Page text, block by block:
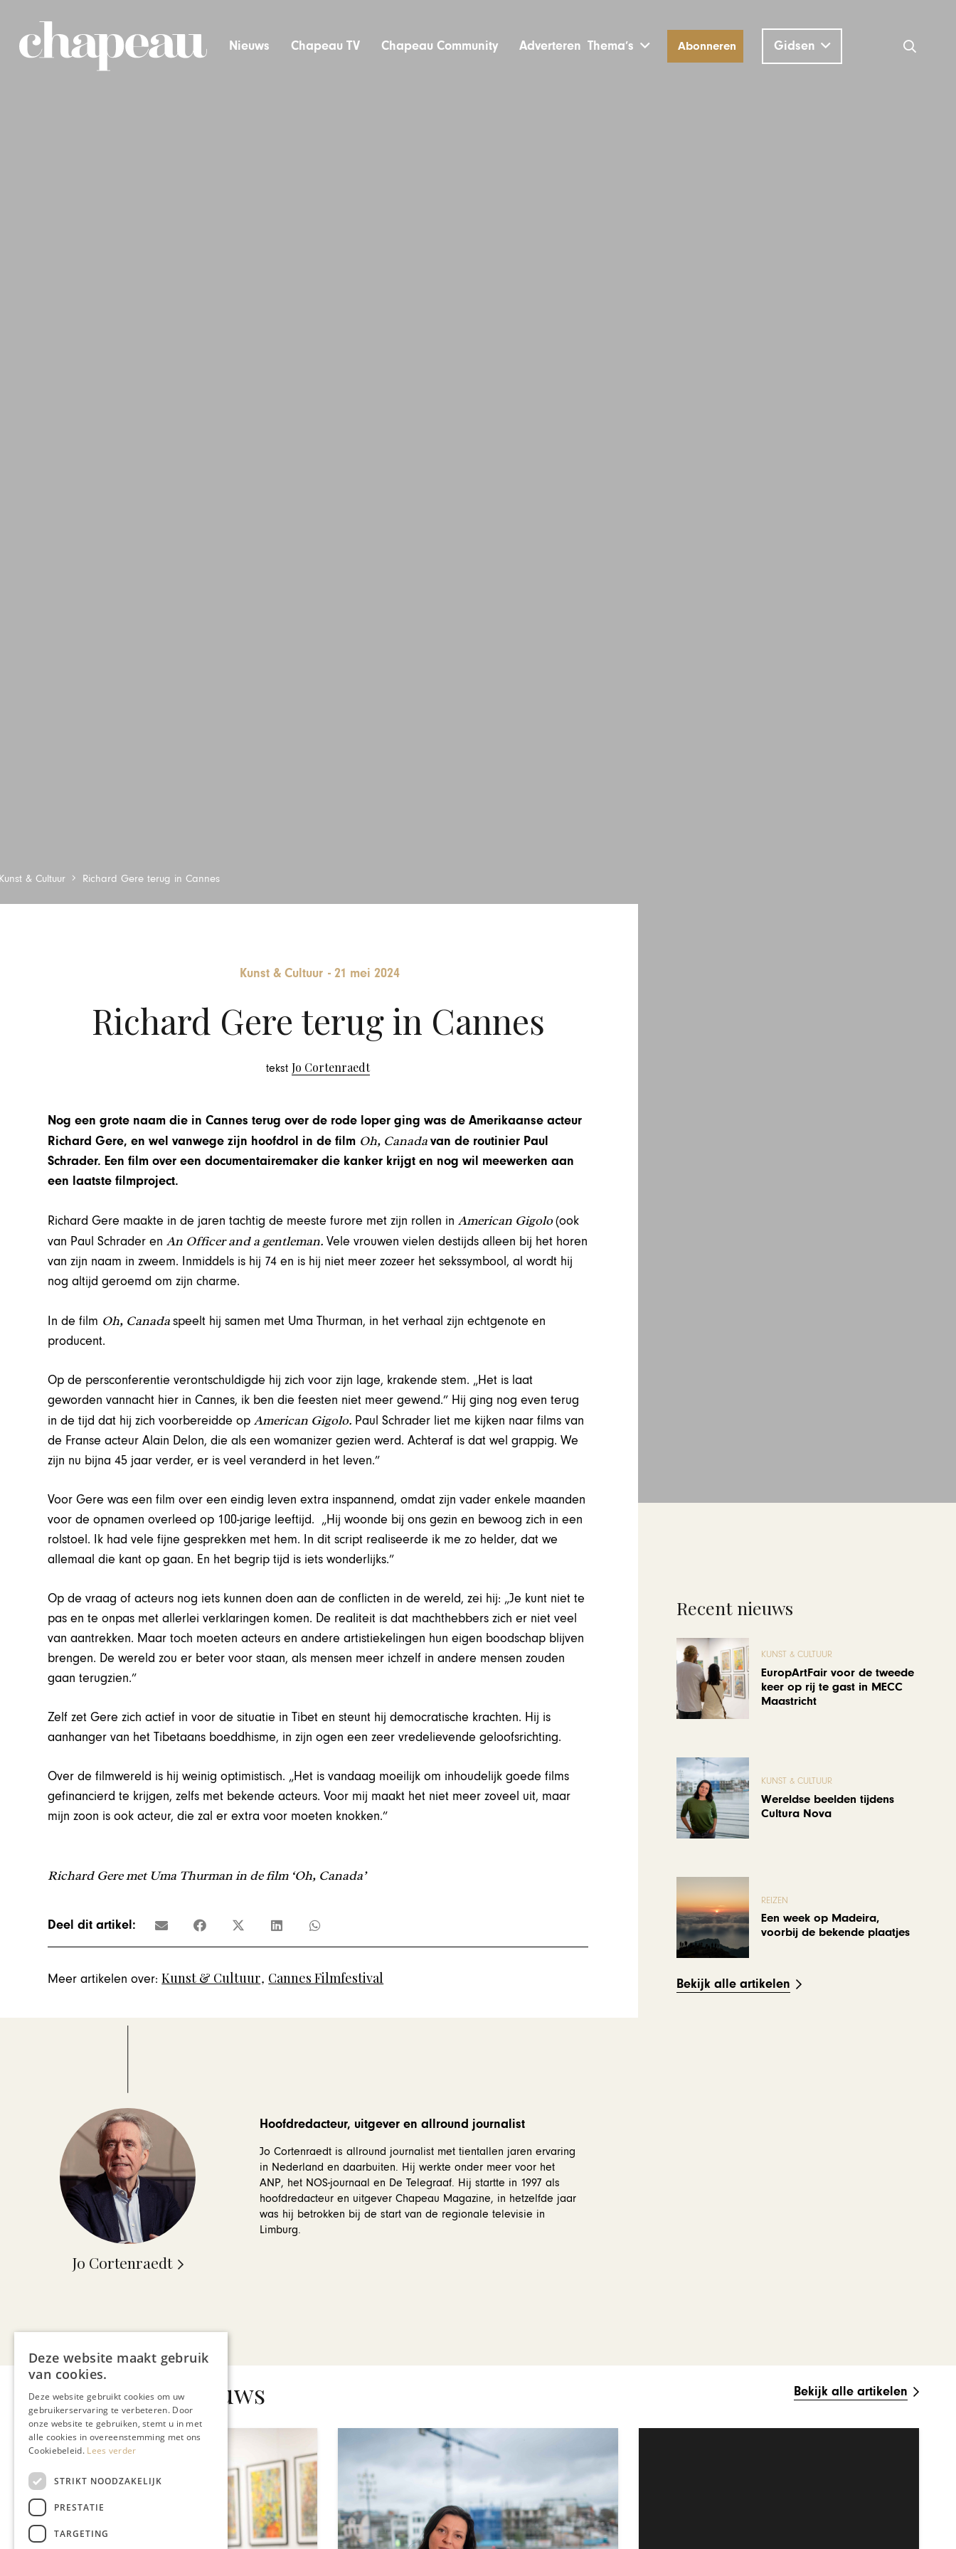
Nieuws Chapeau TV Chapeau Community Adverteren Thema’s Abonneren Gidsen
& Cultuur Richard Gere terug in Cannes
Kunst & Cultuur -21 mei 2024
Richard Gere terug in Cannes
tekstJo Cortenraedt
Nog een grote naam die in Cannes terug over de rode loper ging was de Amerikaanse acteur
Richard Gere, en wel vanwege zijn hoofdrol in de film Oh, Canadavan de routinier Paul
Schrader. Een film over een documentairemaker die kanker krijgt en nog wil meewerken aan
een laatste filmproject.
Richard Gere maakte in de jaren tachtig de meeste furore met zijn rollen inAmerican Gigolo(ook
van Paul Schrader enAn Officer and a gentleman.Vele vrouwen vielen destijds alleen bij het horen
van zijn naam in zweem. Inmiddels is hij 74 en is hij niet meer zozeer het sekssymbool, al wordt hij
nog altijd geroemd om zijn charme.
In de film Oh, Canadaspeelt hij samen met Uma Thurman, in het verhaal zijn echtgenote en
producent.
Op de persconferentie verontschuldigde hij zich voor zijn lage, krakende stem. „Het is laat
geworden vannacht hier in Cannes, ik ben die feesten niet meer gewend.” Hij ging nog even terug
in de tijd dat hij zich voorbereidde opAmerican Gigolo. Paul Schrader liet me kijken naar films van
de Franse acteur Alain Delon, die als een womanizer gezien werd. Achteraf is dat wel grappig. We
zijn nu bijna 45 jaar verder, er is veel veranderd in het leven.”
Voor Gere was een film over een eindig leven extra inspannend, omdat zijn vader enkele maanden
voor de opnamen overleed op 100-jarige leeftijd. „Hij woonde bij ons gezin en bewoog zich in een
rolstoel. Ik had vele fijne gesprekken met hem. In dit script realiseerde ik me zo helder, dat we
allemaal die kant op gaan. En het begrip tijd is iets wonderlijks.”
Op de vraag of acteurs nog iets kunnen doen aan de conflicten in de wereld, zei hij: „Je kunt niet te
pas en te onpas met allerlei verklaringen komen. De realiteit is dat machthebbers zich er niet veel
van aantrekken. Maar toch moeten acteurs en andere artistiekelingen hun eigen boodschap blijven
brengen. De wereld zou er beter voor staan, als mensen meer ichzelf in andere mensen zouden
gaan terugzien.”
Zelf zet Gere zich actief in voor de situatie in Tibet en steunt hij democratische krachten. Hij is
aanhanger van het Tibetaans boeddhisme, in zijn ogen een zeer vredelievende geloofsrichting.
Over de filmwereld is hij weinig optimistisch. „Het is vandaag moeilijk om inhoudelijk goede films
gefinancierd te krijgen, zelfs met bekende acteurs. Voor mij maakt het niet meer zoveel uit, maar
mijn zoon is ook acteur, die zal er extra voor moeten knokken.”
Richard Gere met Uma Thurman in de film ‘Oh, Canada’
Deel dit artikel:
Meer artikelen over: Kunst & Cultuur, Cannes Filmfestival
Jo Cortenraedt
Hoofdredacteur, uitgever en allround journalist
Jo Cortenraedt is allround journalist met tientallen jaren ervaring
in Nederland en daarbuiten. Hij werkte onder meer voor het
ANP, het NOS-journaal en De Telegraaf. Hij startte in 1997 als
hoofdredacteur en uitgever Chapeau Magazine, in hetzelfde jaar
was hij betrokken bij de start van de regionale televisie in
Limburg.
Recent nieuws
KUNST & CULTUUR
EuropArtFair voor de tweede
keer op rij te gast in MECC
Maastricht
KUNST & CULTUUR
Wereldse beelden tijdens
Cultura Nova
REIZEN
Een week op Madeira,
voorbij de bekende plaatjes
Bekijk alle artikelen
Gerelateerd nieuws Bekijk alle artikelen
Deze website maakt gebruik
van cookies.
Deze website gebruikt cookies om uw
gebruikerservaring te verbeteren. Door
onze website te gebruiken, stemt u in met
alle cookies in overeenstemming met ons
Cookiebeleid. Lees verder
STRIKT NOODZAKELIJK
PRESTATIE
TARGETING